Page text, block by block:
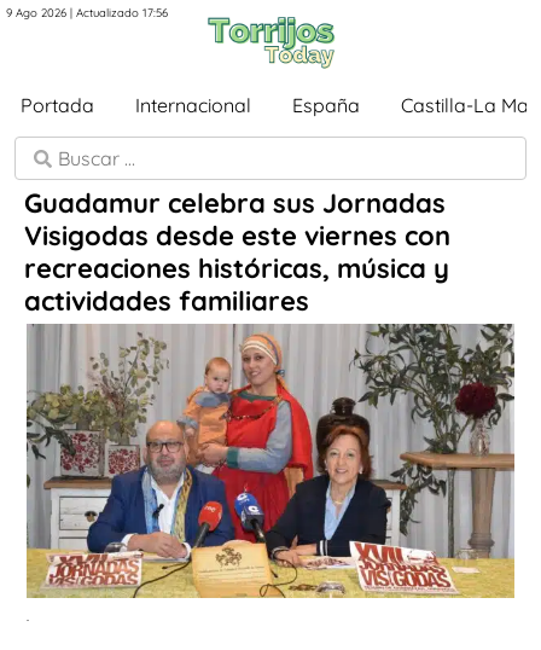
9 Ago 2026 | Actualizado 17:56
Portada Internacional España Castilla-La
Guadamur celebra sus Jornadas
Visigodas desde este viernes con
recreaciones históricas, música y
actividades familiares
.